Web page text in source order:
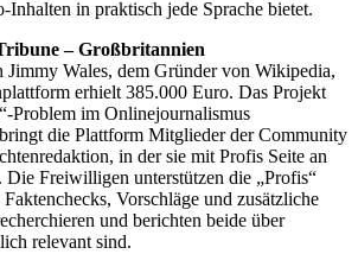
in praktisch jede Sprache bietet.
‒ Großbritannien
Jimmy Wales, dem Gründer von Wikipedia,
erhielt 385.000 Euro. Das Projekt
Problem im Onlinejournalismus
die Plattform Mitglieder der Community
in der sie mit Profis Seite an
Die Freiwilligen unterstützen die „Profis“
Vorschläge und zusätzliche
und berichten beide über
relevant sind.